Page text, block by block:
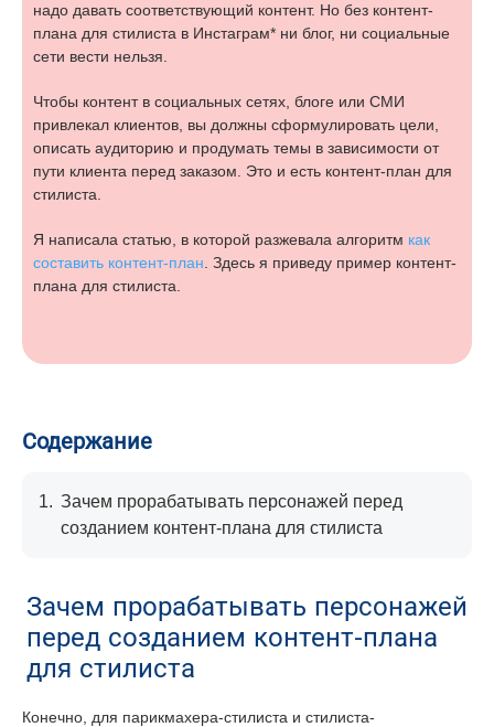
надо давать соответствующий контент. Но без контент-
плана для стилиста в Инстаграм* ни блог, ни социальные
сети вести нельзя.
Чтобы контент в социальных сетях, блоге или СМИ
привлекал клиентов, вы должны сформулировать цели,
описать аудиторию и продумать темы в зависимости от
пути клиента перед заказом. Это и есть контент-план для
стилиста.
Я написала статью, в которой разжевала алгоритм как
составить контент-план . Здесь я приведу пример контент-
плана для стилиста.
Содержание
1. Зачем прорабатывать персонажей перед
созданием контент-плана для стилиста
Зачем прорабатывать персонажей
перед созданием контент-плана
для стилиста
Конечно, для парикмахера-стилиста и стилиста-